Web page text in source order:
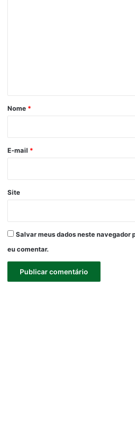
r
*
Nome *
E-mail *
Site
Salvar meus dados neste navegador
eu comentar.